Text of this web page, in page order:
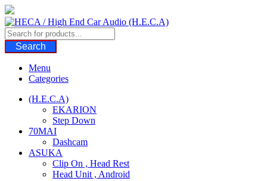
Skip
to
content
Search
Menu
Categories
(H.E.C.A)
EKARION
Step Down
70MAI
Dashcam
ASUKA
Clip On , Head Rest
Head Unit , Android